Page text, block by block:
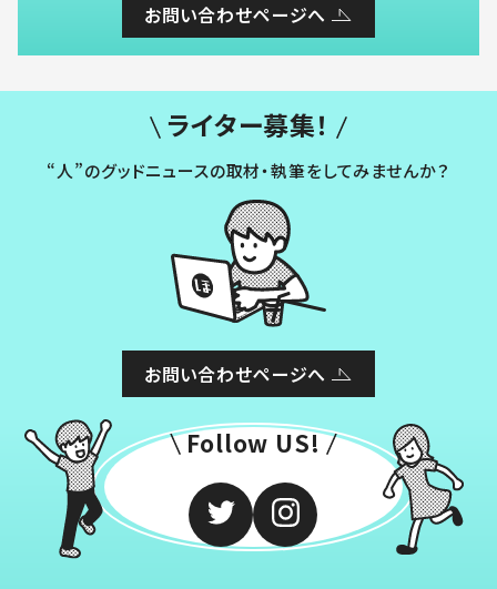
お問い合わせページへ
ライター募集！
“人”のグッドニュースの取材・執筆をしてみませんか？
お問い合わせページへ
Follow US!